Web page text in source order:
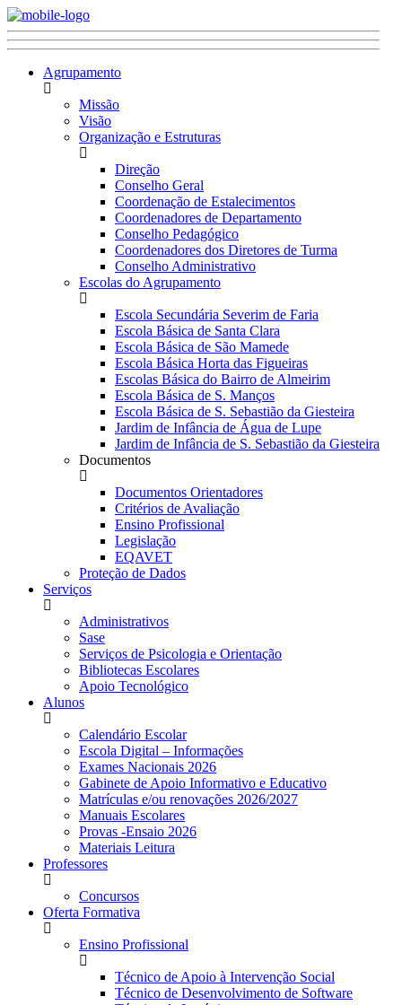
Agrupamento
Missão
Visão
Organização e Estruturas
Direção
Conselho Geral
Coordenação de Estalecimentos
Coordenadores de Departamento
Conselho Pedagógico
Coordenadores dos Diretores de Turma
Conselho Administrativo
Escolas do Agrupamento
Escola Secundária Severim de Faria
Escola Básica de Santa Clara
Escola Básica de São Mamede
Escola Básica Horta das Figueiras
Escolas Básica do Bairro de Almeirim
Escola Básica de S. Manços
Escola Básica de S. Sebastião da Giesteira
Jardim de Infância de Água de Lupe
Jardim de Infância de S. Sebastião da Giesteira
Documentos
Documentos Orientadores
Critérios de Avaliação
Ensino Profissional
Legislação
EQAVET
Proteção de Dados
Serviços
Administrativos
Sase
Serviços de Psicologia e Orientação
Bibliotecas Escolares
Apoio Tecnológico
Alunos
Calendário Escolar
Escola Digital – Informações
Exames Nacionais 2026
Gabinete de Apoio Informativo e Educativo
Matrículas e/ou renovações 2026/2027
Manuais Escolares
Provas -Ensaio 2026
Materiais Leitura
Professores
Concursos
Oferta Formativa
Ensino Profissional
Técnico de Apoio à Intervenção Social
Técnico de Desenvolvimento de Software